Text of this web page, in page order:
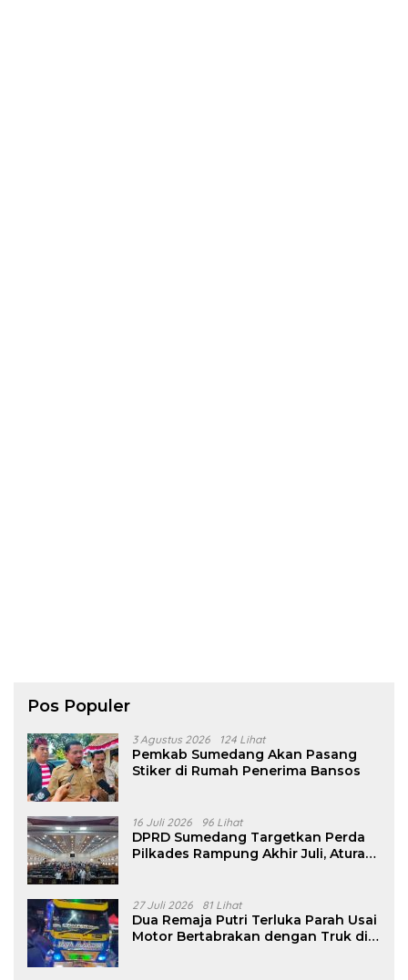
Pos Populer
3 Agustus 2026 124 Lihat
Pemkab Sumedang Akan Pasang
Stiker di Rumah Penerima Bansos
16 Juli 2026 96 Lihat
DPRD Sumedang Targetkan Perda
Pilkades Rampung Akhir Juli, Aturan
27 Juli 2026 81 Lihat
Dua Remaja Putri Terluka Parah Usai
Motor Bertabrakan dengan Truk di